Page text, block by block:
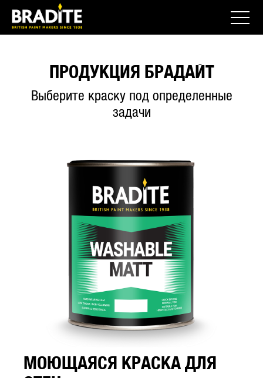
ПРОДУКЦИЯ БРАДАЙТ
Выберите краску под определенные
задачи
МОЮЩАЯСЯ КРАСКА ДЛЯ